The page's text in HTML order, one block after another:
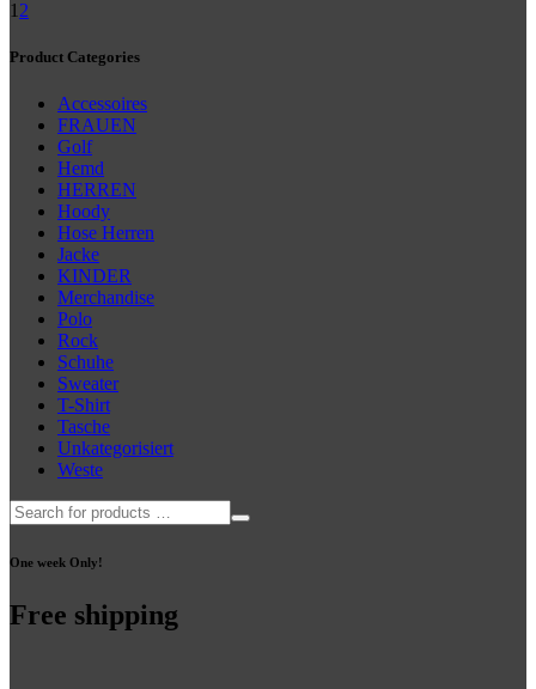
1 2
Product Categories
Accessoires
FRAUEN
Golf
Hemd
HERREN
Hoody
Hose Herren
Jacke
KINDER
Merchandise
Polo
Rock
Schuhe
Sweater
T-Shirt
Tasche
Unkategorisiert
Weste
One week Only!
Free shipping